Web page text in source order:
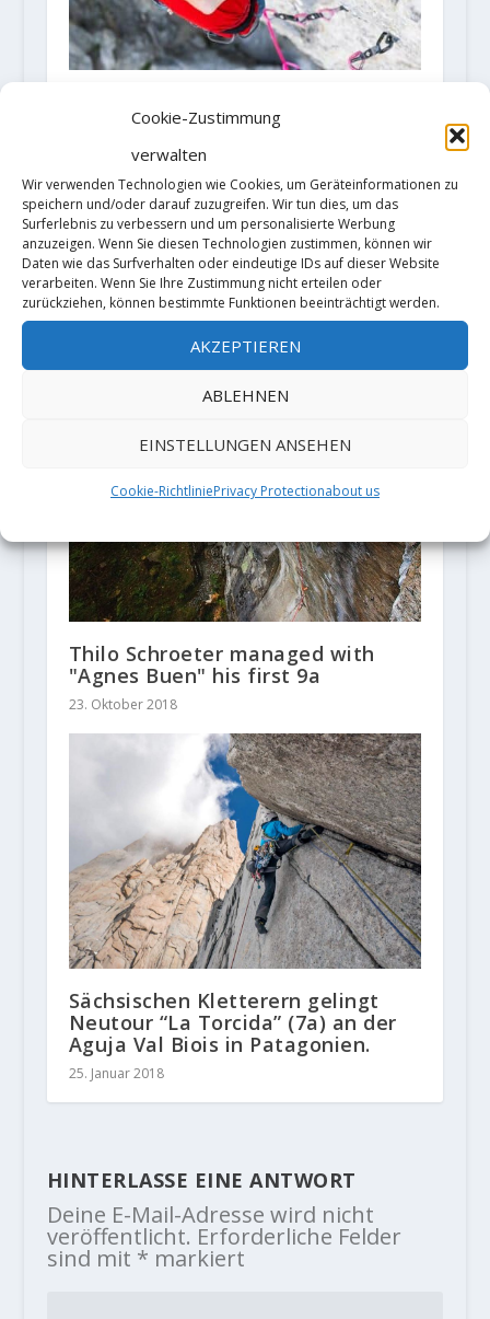
Cookie-Zustimmung
verwalten
Wir verwenden Technologien wie Cookies, um Geräteinformationen zu
speichern und/oder darauf zuzugreifen. Wir tun dies, um das
Surferlebnis zu verbessern und um personalisierte Werbung
anzuzeigen. Wenn Sie diesen Technologien zustimmen, können wir
Daten wie das Surfverhalten oder eindeutige IDs auf dieser Website
verarbeiten. Wenn Sie Ihre Zustimmung nicht erteilen oder
zurückziehen, können bestimmte Funktionen beeinträchtigt werden.
AKZEPTIEREN
ABLEHNEN
EINSTELLUNGEN ANSEHEN
Cookie-RichtliniePrivacy Protectionabout us
Sébastien "Seb" Bouin
17. April 2023
Thilo Schroeter managed with
"Agnes Buen" his first 9a
23. Oktober 2018
Sächsischen Kletterern gelingt
Neutour “La Torcida” (7a) an der
Aguja Val Biois in Patagonien.
25. Januar 2018
HINTERLASSE EINE ANTWORT
Deine E-Mail-Adresse wird nicht
veröffentlicht. Erforderliche Felder
sind mit * markiert